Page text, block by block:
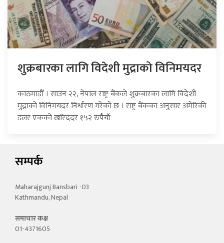
शुक्रबारका लागि विदेशी मुद्राको विनिमयदर
काठमाडौँ । साउन २२, नेपाल राष्ट्र बैंकले शुक्रबारका लागि विदेशी
मुद्राको विनिमयदर निर्धारण गरेको छ । राष्ट्र बैंकका अनुसार अमेरिकी
डलर एकको खरिददर १५२ रुपैयाँ
सम्पर्क
Maharajgunj Bansbari -03
Kathmandu, Nepal
समाचार कक्ष
01-4371605